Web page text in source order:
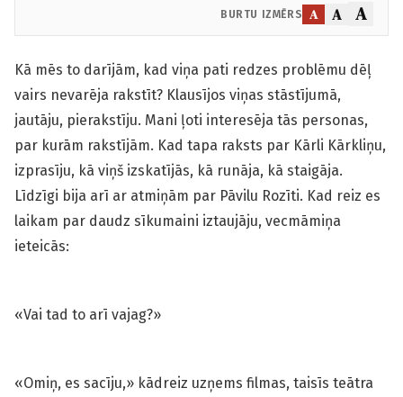
BURTU IZMĒRS A A A
Kā mēs to darījām, kad viņa pati redzes problēmu dēļ
vairs nevarēja rakstīt? Klausījos viņas stāstījumā,
jautāju, pierakstīju. Mani ļoti interesēja tās personas,
par kurām rakstījām. Kad tapa raksts par Kārli Kārkliņu,
izprasīju, kā viņš izskatījās, kā runāja, kā staigāja.
Līdzīgi bija arī ar atmiņām par Pāvilu Rozīti. Kad reiz es
laikam par daudz sīkumaini iztaujāju, vecmāmiņa
ieteicās:
«Vai tad to arī vajag?»
«Omiņ, es sacīju,» kādreiz uzņems filmas, taisīs teātra